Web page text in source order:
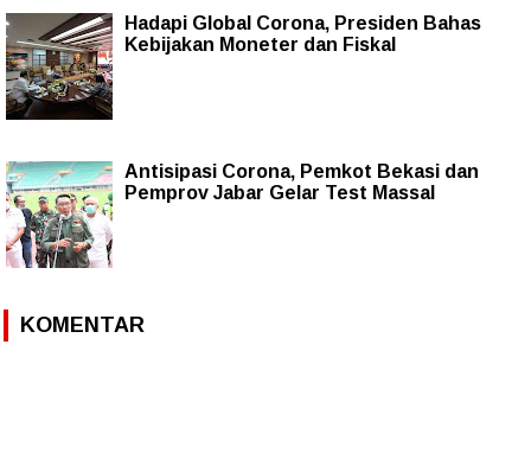
Hadapi Global Corona, Presiden Bahas
Kebijakan Moneter dan Fiskal
Antisipasi Corona, Pemkot Bekasi dan
Pemprov Jabar Gelar Test Massal
KOMENTAR